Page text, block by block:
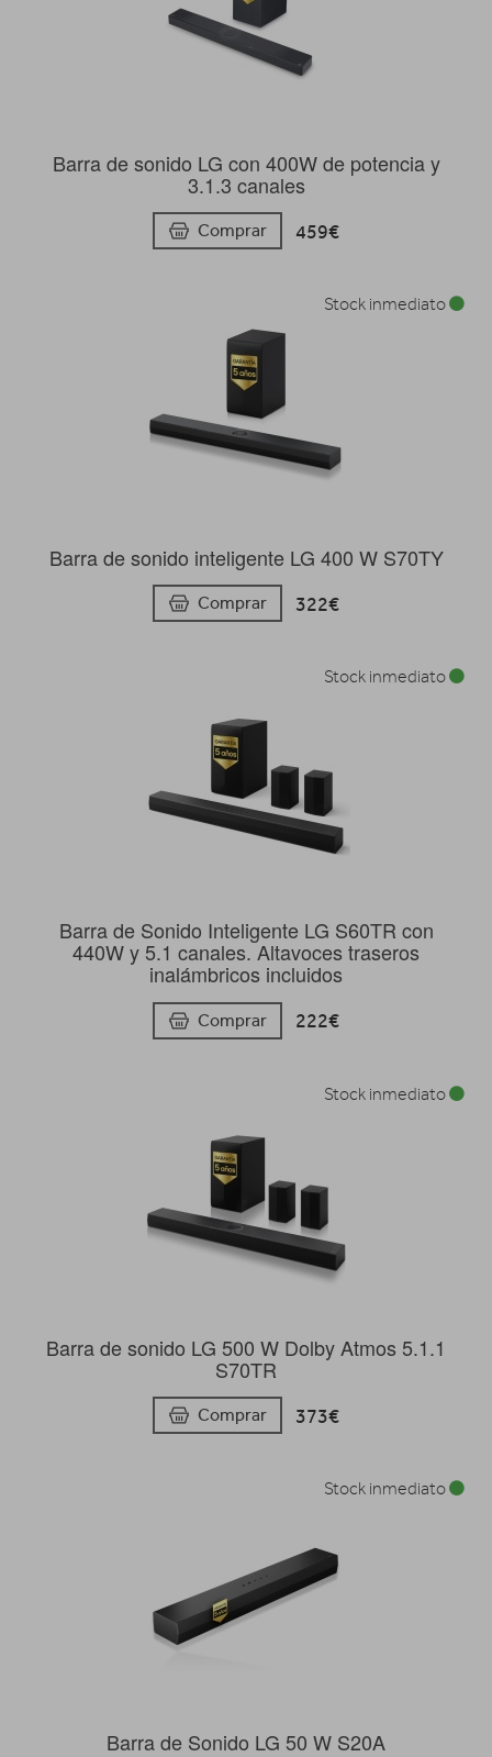
Barra de sonido LG con 400W de potencia y
3.1.3 canales
Comprar 459€
Barra de sonido inteligente LG 400 W S70TY
Comprar 322€
Stock inmediato
Barra de Sonido Inteligente LG S60TR con
440W y 5.1 canales. Altavoces traseros
inalámbricos incluidos
Comprar 222€
Stock inmediato
Barra de sonido LG 500 W Dolby Atmos 5.1.1
S70TR
Comprar 373€
Stock inmediato
Barra de Sonido LG 50 W S20A
Stock inmediato